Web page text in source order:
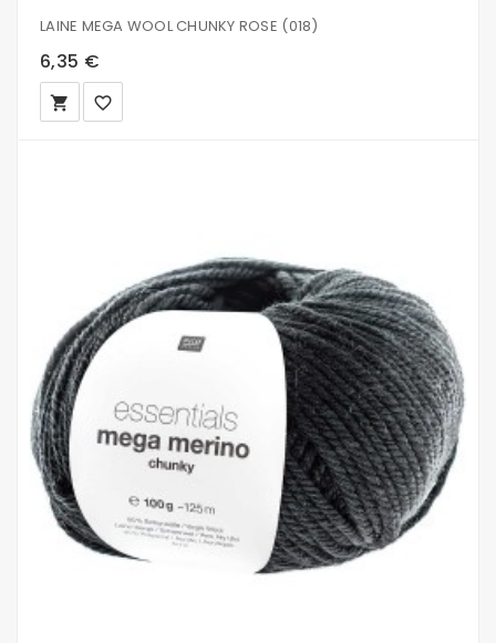
LAINE MEGA WOOL CHUNKY ROSE (018)
6,35 €
local_grocery_store favorite_border